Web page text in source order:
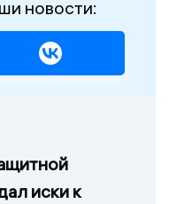
новости:
иски к